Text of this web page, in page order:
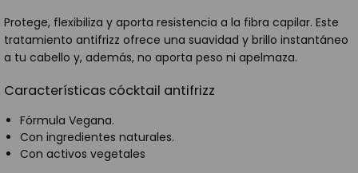
Protege, flexibiliza y aporta resistencia a la fibra capilar. Este
tratamiento antifrizz ofrece una suavidad y brillo instantáneo
a tu cabello y, además, no aporta peso ni apelmaza.
Características cócktail antifrizz
Fórmula Vegana.
Con ingredientes naturales.
Con activos vegetales